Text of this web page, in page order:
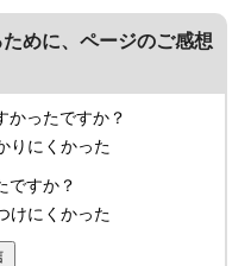
めに、ページのご感想
かったですか？
りにくかった
ですか？
けにくかった